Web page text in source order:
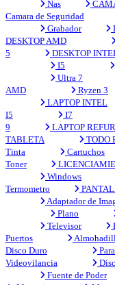
Nas
Camara de Seguridad
Grabador
DESKTOP AMD
5
DESKTOP
I5
Ultra 7
AMD
Ryzen 3
LAPTOP INTEL
I5
I7
9
LAPTOP
TABLETA
TODO
Tinta
Cartuchos
Toner
Windows
Termometro
Adaptador de
Plano
Televisor
Puertos
Disco Duro
Videovilancia
Fuente de Poder